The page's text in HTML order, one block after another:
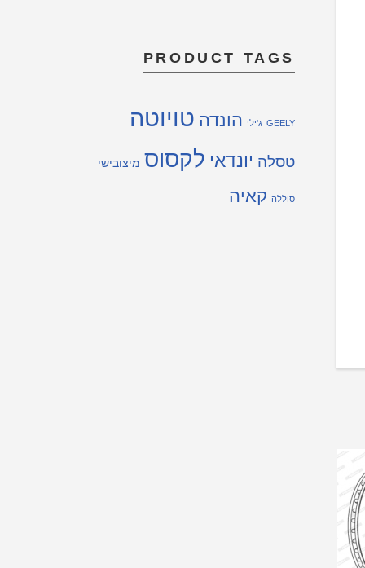
PRODUCT TAGS
GEELY ג'ילי הונדה טויוטה
טסלה יונדאי לקסוס מיצובישי
סוללה קאיה